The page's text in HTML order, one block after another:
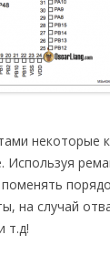
некоторые
Используя
на случай
т.д!